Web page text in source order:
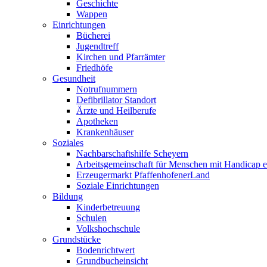
Geschichte
Wappen
Einrichtungen
Bücherei
Jugendtreff
Kirchen und Pfarrämter
Friedhöfe
Gesundheit
Notrufnummern
Defibrillator Standort
Ärzte und Heilberufe
Apotheken
Krankenhäuser
Soziales
Nachbarschaftshilfe Scheyern
Arbeitsgemeinschaft für Menschen mit Handicap
Erzeugermarkt PfaffenhofenerLand
Soziale Einrichtungen
Bildung
Kinderbetreuung
Schulen
Volkshochschule
Grundstücke
Bodenrichtwert
Grundbucheinsicht